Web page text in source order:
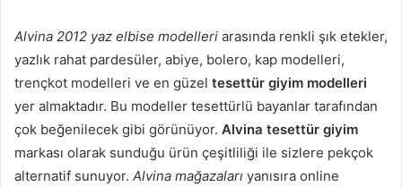
Alvina 2012 yaz elbise modelleri arasında renkli şık etekler,
yazlık rahat pardesüler, abiye, bolero, kap modelleri,
trençkot modelleri ve en güzel tesettür giyim modelleri
yer almaktadır. Bu modeller tesettürlü bayanlar tarafından
çok beğenilecek gibi görünüyor. Alvina tesettür giyim
markası olarak sunduğu ürün çeşitliliği ile sizlere pekçok
alternatif sunuyor. Alvina mağazaları yanısıra online